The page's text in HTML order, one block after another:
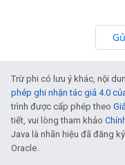
Trừ phi có lưu ý khác, nội
phép ghi nhận tác giả 4.0
trình được cấp phép theo
tiết, vui lòng tham khảo
Java là nhãn hiệu đã đăng
Oracle.